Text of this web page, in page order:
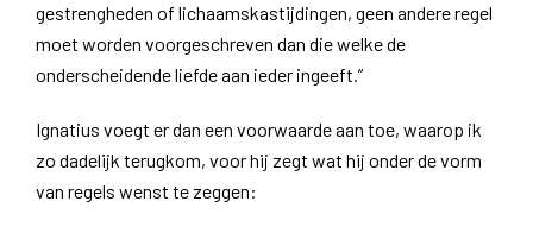
gestrengheden of lichaamskastijdingen, geen andere regel
moet worden voorgeschreven dan die welke de
onderscheidende liefde aan ieder ingeeft.”
Ignatius voegt er dan een voorwaarde aan toe, waarop ik
zo dadelijk terugkom, voor hij zegt wat hij onder de vorm
van regels wenst te zeggen: